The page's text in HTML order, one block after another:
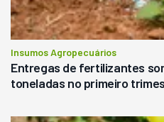
Insumos Agropecuários
Entregas de fertilizantes
toneladas no primeiro